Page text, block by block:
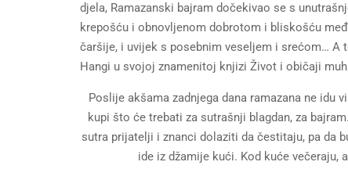
djela, Ramazanski bajram dočekivao se s
krepošću i obnovljenom dobrotom i bliskošću
čaršije, i uvijek s posebnim veseljem i srećom…
Hangi u svojoj znamenitoj knjizi Život i običaji
Poslije akšama zadnjega dana ramazana ne idu
kupi što će trebati za sutrašnji blagdan, za
sutra prijatelji i znanci dolaziti da čestitaju, pa da
ide iz džamije kući. Kod kuće večeraju,